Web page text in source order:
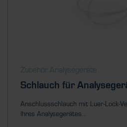
Zubehör Analysegeräte
Schlauch für
Anschlussschlauch mit Luer-Lock-
Ihres Analysegerätes...